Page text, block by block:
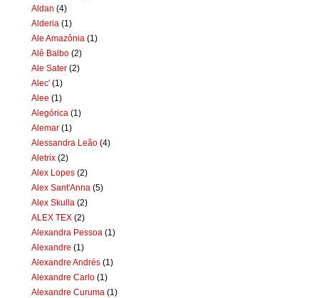
Aldan (4)
Alderia (1)
Ale Amazônia (1)
Alê Balbo (2)
Ale Sater (2)
Alec' (1)
Alee (1)
Alegórica (1)
Alemar (1)
Alessandra Leão (4)
Aletrix (2)
Alex Lopes (2)
Alex Sant'Anna (5)
Alex Skulla (2)
ALEX TEX (2)
Alexandra Pessoa (1)
Alexandre (1)
Alexandre Andrés (1)
Alexandre Carlo (1)
Alexandre Curuma (1)